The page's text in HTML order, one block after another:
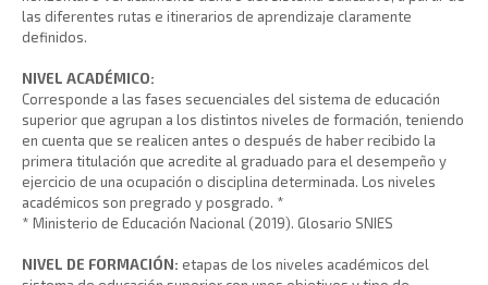
las diferentes rutas e itinerarios de aprendizaje claramente
definidos.
NIVEL ACADÉMICO:
Corresponde a las fases secuenciales del sistema de educación
superior que agrupan a los distintos niveles de formación, teniendo
en cuenta que se realicen antes o después de haber recibido la
primera titulación que acredite al graduado para el desempeño y
ejercicio de una ocupación o disciplina determinada. Los niveles
académicos son pregrado y posgrado. *
* Ministerio de Educación Nacional (2019). Glosario SNIES
NIVEL DE FORMACIÓN: etapas de los niveles académicos del